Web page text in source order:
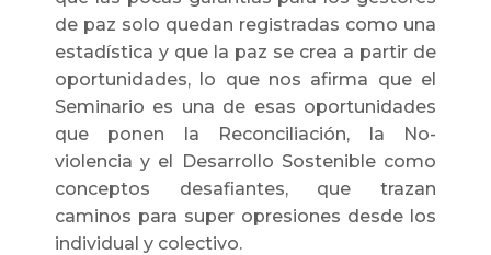
de paz solo quedan registradas como una
estadística y que la paz se crea a partir de
oportunidades, lo que nos afirma que el
Seminario es una de esas oportunidades
que ponen la Reconciliación, la No-
violencia y el Desarrollo Sostenible como
conceptos desafiantes, que trazan
caminos para super opresiones desde los
individual y colectivo.